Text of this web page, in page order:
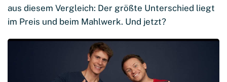
aus diesem Vergleich: Der größte Unterschied liegt
im Preis und beim Mahlwerk. Und jetzt?